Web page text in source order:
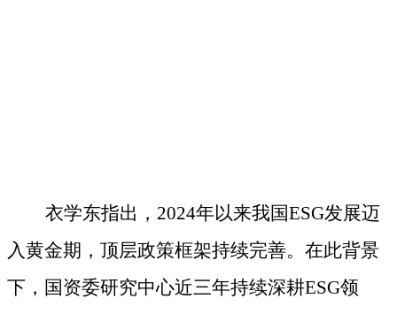
衣学东指出， 2024年以来我国ESG发展迈
入黄金期，顶层政策框架持续完善。在此背景
下，国资委研究中心近三年持续深耕ESG领